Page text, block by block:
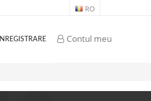
RO
Contul meu
ÎNREGISTRARE